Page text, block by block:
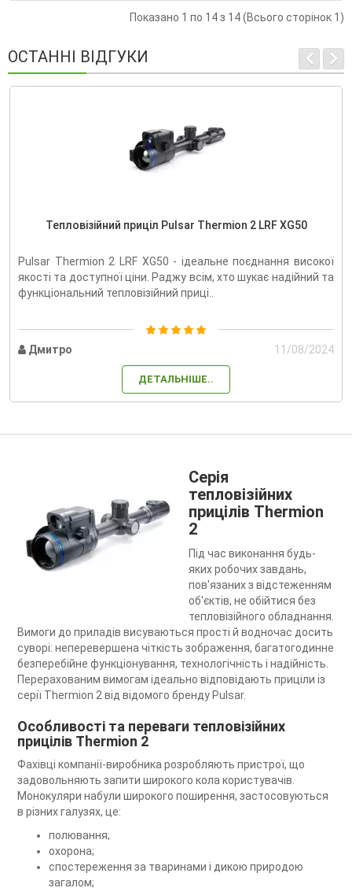
Показано 1 по 14 з 14 (Всього сторінок 1)
ОСТАННІ ВІДГУКИ
Тепловізійний приціл Pulsar Thermion 2 LRF XG50
Pulsar Thermion 2 LRF XG50 - ідеальне поєднання високої
якості та доступної ціни. Раджу всім, хто шукає надійний та
функціональний тепловізійний приці..
Дмитро 11/08/2024
ДЕТАЛЬНІШЕ..
Серія
тепловізійних
прицілів Thermion
2
Під час виконання будь-
яких робочих завдань,
пов'язаних з відстеженням
об'єктів, не обійтися без
тепловізійного обладнання.
Вимоги до приладів висуваються прості й водночас досить
суворі: неперевершена чіткість зображення, багатогодинне
безперебійне функціонування, технологічність і надійність.
Перерахованим вимогам ідеально відповідають приціли із
серії Thermion 2 від відомого бренду Pulsar.
Особливості та переваги тепловізійних
прицілів Thermion 2
Фахівці компанії-виробника розробляють пристрої, що
задовольняють запити широкого кола користувачів.
Монокуляри набули широкого поширення, застосовуються
в різних галузях, це:
полювання;
охорона;
спостереження за тваринами і дикою природою
загалом;